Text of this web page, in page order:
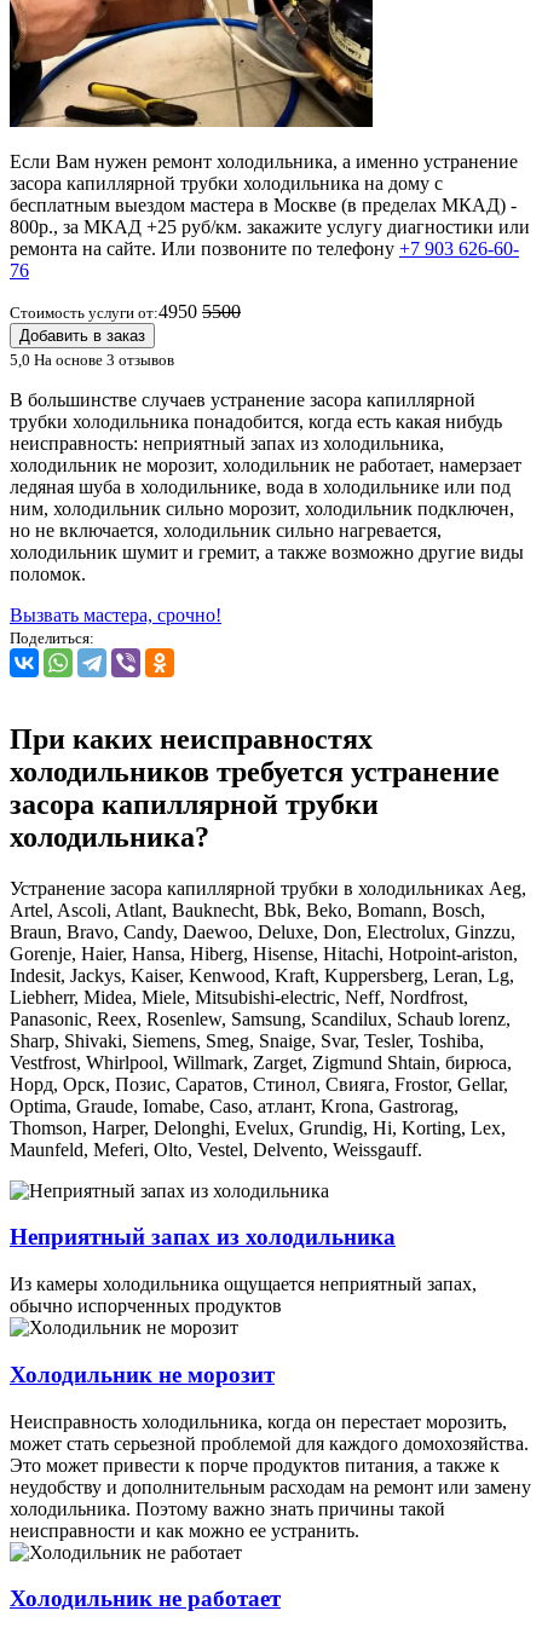
Если Вам нужен ремонт холодильника, а именно устранение
засора капиллярной трубки холодильника на дому с
бесплатным выездом мастера в Москве (в пределах МКАД) -
800р., за МКАД +25 руб/км. закажите услугу диагностики или
ремонта на сайте. Или позвоните по телефону +7 903 626-60-
76
Стоимость услуги от:4950 5500
Добавить в заказ
5,0 На основе 3 отзывов
В большинстве случаев устранение засора капиллярной
трубки холодильника понадобится, когда есть какая нибудь
неисправность: неприятный запах из холодильника,
холодильник не морозит, холодильник не работает, намерзает
ледяная шуба в холодильнике, вода в холодильнике или под
ним, холодильник сильно морозит, холодильник подключен,
но не включается, холодильник сильно нагревается,
холодильник шумит и гремит, а также возможно другие виды
поломок.
Вызвать мастера, срочно!
Поделиться:
При каких неисправностях
холодильников требуется устранение
засора капиллярной трубки
холодильника?
Устранение засора капиллярной трубки в холодильниках Aeg,
Artel, Ascoli, Atlant, Bauknecht, Bbk, Beko, Bomann, Bosch,
Braun, Bravo, Candy, Daewoo, Deluxe, Don, Electrolux, Ginzzu,
Gorenje, Haier, Hansa, Hiberg, Hisense, Hitachi, Hotpoint-ariston,
Indesit, Jackys, Kaiser, Kenwood, Kraft, Kuppersberg, Leran, Lg,
Liebherr, Midea, Miele, Mitsubishi-electric, Neff, Nordfrost,
Panasonic, Reex, Rosenlew, Samsung, Scandilux, Schaub lorenz,
Sharp, Shivaki, Siemens, Smeg, Snaige, Svar, Tesler, Toshiba,
Vestfrost, Whirlpool, Willmark, Zarget, Zigmund Shtain, бирюса,
Норд, Орск, Позис, Саратов, Стинол, Свияга, Frostor, Gellar,
Optima, Graude, Iomabe, Caso, атлант, Krona, Gastrorag,
Thomson, Harper, Delonghi, Evelux, Grundig, Hi, Korting, Lex,
Maunfeld, Meferi, Olto, Vestel, Delvento, Weissgauff.
Неприятный запах из холодильника
Из камеры холодильника ощущается неприятный запах,
обычно испорченных продуктов
Холодильник не морозит
Неисправность холодильника, когда он перестает морозить,
может стать серьезной проблемой для каждого домохозяйства.
Это может привести к порче продуктов питания, а также к
неудобству и дополнительным расходам на ремонт или замену
холодильника. Поэтому важно знать причины такой
неисправности и как можно ее устранить.
Холодильник не работает